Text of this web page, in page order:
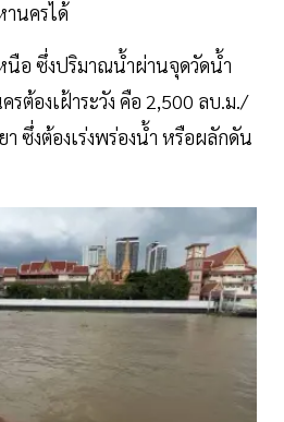
นครได้
นือ ซึ่งปริมาณน้ำผ่านจุดวัดน้ำ
ต้องเฝ้าระวัง คือ 2,500 ลบ.ม./
ซึ่งต้องเร่งพร่องน้ำ หรือผลักดัน